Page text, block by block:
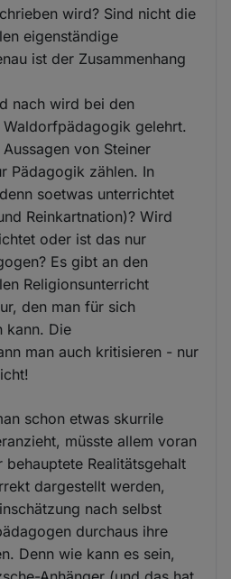
wird? Sind nicht die
eigenständige
ist der Zusammenhang
nach wird bei den
gelehrt.
von Steiner
Pädagogik zählen. In
soetwas unterrichtet
Reinkartnation)? Wird
oder ist das nur
Es gibt an den
Religionsunterricht
den man für sich
kann. Die
man auch kritisieren - nur
schon etwas skurrile
müsste allem voran
Realitätsgehalt
dargestellt werden,
nach selbst
durchaus ihre
Denn wie kann es sein,